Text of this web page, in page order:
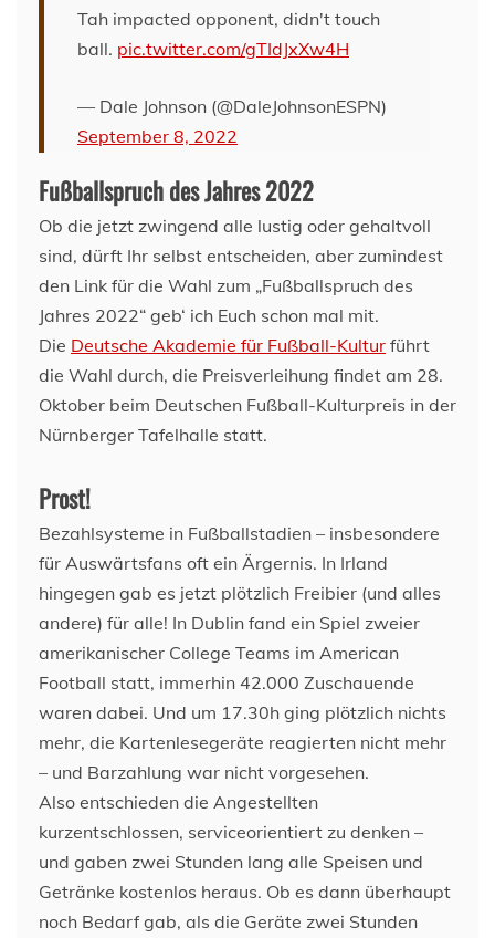
Tah impacted opponent, didn't touch
ball. pic.twitter.com/gTIdJxXw4H
— Dale Johnson (@DaleJohnsonESPN)
September 8, 2022
Fußballspruch des Jahres 2022
Ob die jetzt zwingend alle lustig oder gehaltvoll
sind, dürft Ihr selbst entscheiden, aber zumindest
den Link für die Wahl zum „Fußballspruch des
Jahres 2022“ geb‘ ich Euch schon mal mit.
Die Deutsche Akademie für Fußball-Kultur führt
die Wahl durch, die Preisverleihung findet am 28.
Oktober beim Deutschen Fußball-Kulturpreis in der
Nürnberger Tafelhalle statt.
Prost!
Bezahlsysteme in Fußballstadien – insbesondere
für Auswärtsfans oft ein Ärgernis. In Irland
hingegen gab es jetzt plötzlich Freibier (und alles
andere) für alle! In Dublin fand ein Spiel zweier
amerikanischer College Teams im American
Football statt, immerhin 42.000 Zuschauende
waren dabei. Und um 17.30h ging plötzlich nichts
mehr, die Kartenlesegeräte reagierten nicht mehr
– und Barzahlung war nicht vorgesehen.
Also entschieden die Angestellten
kurzentschlossen, serviceorientiert zu denken –
und gaben zwei Stunden lang alle Speisen und
Getränke kostenlos heraus. Ob es dann überhaupt
noch Bedarf gab, als die Geräte zwei Stunden